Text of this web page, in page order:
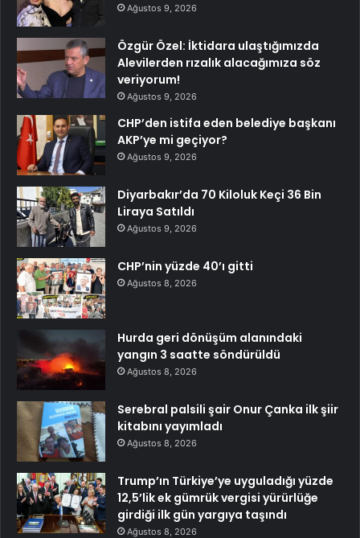
Ağustos 9, 2026
Özgür Özel: İktidara ulaştığımızda
Alevilerden rızalık alacağımıza söz
veriyorum!
Ağustos 9, 2026
CHP’den istifa eden belediye başkanı
AKP’ye mi geçiyor?
Ağustos 9, 2026
Diyarbakır’da 70 Kiloluk Keçi 36 Bin
Liraya Satıldı
Ağustos 9, 2026
CHP’nin yüzde 40’ı gitti
Ağustos 8, 2026
Hurda geri dönüşüm alanındaki
yangın 3 saatte söndürüldü
Ağustos 8, 2026
Serebral palsili şair Onur Çanka ilk şiir
kitabını yayımladı
Ağustos 8, 2026
Trump’ın Türkiye’ye uyguladığı yüzde
12,5’lik ek gümrük vergisi yürürlüğe
girdiği ilk gün yargıya taşındı
Ağustos 8, 2026